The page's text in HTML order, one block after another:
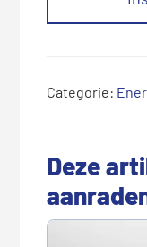
Categorie:
Deze